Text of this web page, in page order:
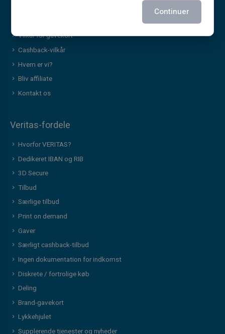
Vilkår for gavekort
Cashback-vilkår
Hvem er vi?
Bliv affiliate
Kontakt os
Veritas-fordele
Hvorfor VERITAS?
Dedikeret IBAN og RIB
3D Secure
Tilbud
Særlige tilbud
Print on demand
Gaver
Særligt cashback-tilbud
Ingen dokumentation for indkomst
Diskrete / fortrolige køb
Deling
Brand-gavekort
Lykkehjulet
Supplerende tjenester og nyheder
Continuer